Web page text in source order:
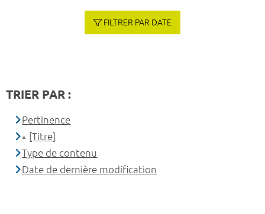
FILTRER PAR DATE
TRIER PAR :
Pertinence
[Titre]
Type de contenu
Date de dernière modification